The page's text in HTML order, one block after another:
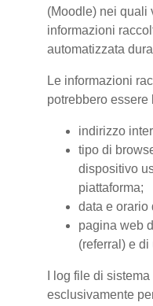
(Moodle) nei quali
informazioni
automatizzata
Le informazioni
potrebbero essere
indirizzo
tipo di
dispositivo
piattaforma;
data e orario
pagina web
(referral) e di
I log file di
esclusivamente